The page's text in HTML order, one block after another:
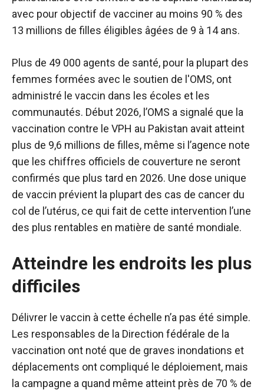
avec pour objectif de vacciner au moins 90 % des
13 millions de filles éligibles âgées de 9 à 14 ans.
Plus de 49 000 agents de santé, pour la plupart des
femmes formées avec le soutien de l'OMS, ont
administré le vaccin dans les écoles et les
communautés. Début 2026, l’OMS a signalé que la
vaccination contre le VPH au Pakistan avait atteint
plus de 9,6 millions de filles, même si l’agence note
que les chiffres officiels de couverture ne seront
confirmés que plus tard en 2026. Une dose unique
de vaccin prévient la plupart des cas de cancer du
col de l’utérus, ce qui fait de cette intervention l’une
des plus rentables en matière de santé mondiale.
Atteindre les endroits les plus
difficiles
Délivrer le vaccin à cette échelle n’a pas été simple.
Les responsables de la Direction fédérale de la
vaccination ont noté que de graves inondations et
déplacements ont compliqué le déploiement, mais
la campagne a quand même atteint près de 70 % de